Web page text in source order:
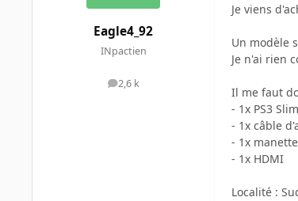
Eagle4_92
INpactien
2,6 k
messages
Je viens
Un modèle
Je n'ai rien
Il me faut
- 1x PS3
- 1x câble
- 1x manette
- 1x HDMI
Localité :